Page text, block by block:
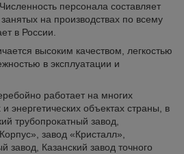
персонала составляет
на производствах по всему
в России.
высоким качеством, легкостью
в эксплуатации и
работает на многих
энергетических объектах страны, в
трубопрокатный завод,
завод «Кристалл»,
завод, Казанский завод точного